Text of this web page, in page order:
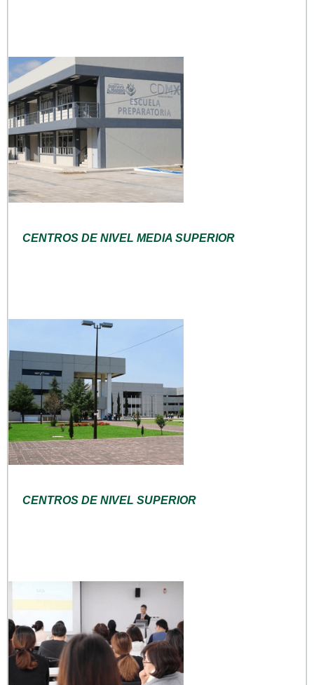
CENTROS DE NIVEL MEDIA SUPERIOR
CENTROS DE NIVEL SUPERIOR